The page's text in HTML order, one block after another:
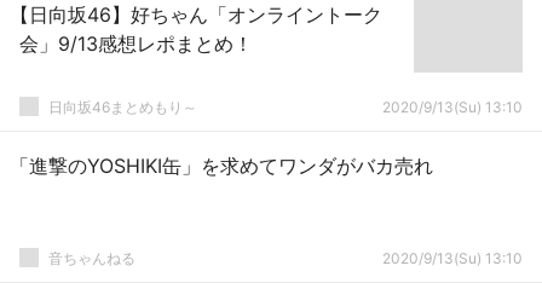
【日向坂46】好ちゃん「オンライントーク
会」9/13感想レポまとめ！
日向坂46まとめもり～ 2020/9/13(Su) 13:10
「進撃のYOSHIKI缶」を求めてワンダがバカ売れ
音ちゃんねる 2020/9/13(Su) 13:10